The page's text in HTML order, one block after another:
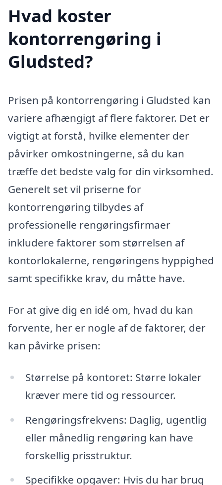
Hvad koster
kontorrengøring i
Gludsted?
Prisen på kontorrengøring i Gludsted kan
variere afhængigt af flere faktorer. Det er
vigtigt at forstå, hvilke elementer der
påvirker omkostningerne, så du kan
træffe det bedste valg for din virksomhed.
Generelt set vil priserne for
kontorrengøring tilbydes af
professionelle rengøringsfirmaer
inkludere faktorer som størrelsen af
kontorlokalerne, rengøringens hyppighed
samt specifikke krav, du måtte have.
For at give dig en idé om, hvad du kan
forvente, her er nogle af de faktorer, der
kan påvirke prisen:
Størrelse på kontoret: Større lokaler
kræver mere tid og ressourcer.
Rengøringsfrekvens: Daglig, ugentlig
eller månedlig rengøring kan have
forskellig prisstruktur.
Specifikke opgaver: Hvis du har brug